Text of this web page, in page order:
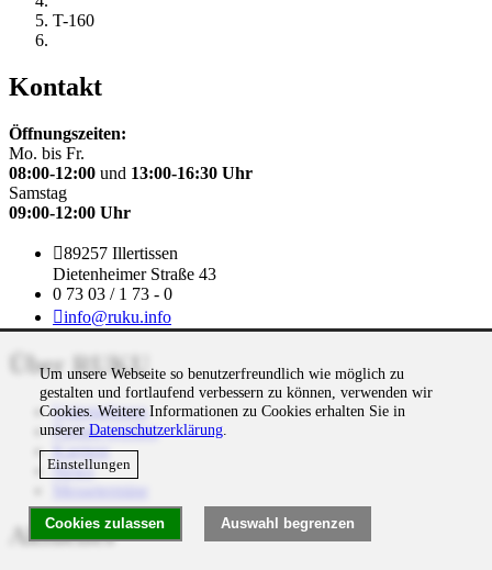
T-160
Kontakt
Öffnungszeiten:
Mo. bis Fr.
08:00-12:00 und 13:00-16:30 Uhr
Samstag
09:00-12:00 Uhr
89257 Illertissen
Dietenheimer Straße 43
0 73 03 / 1 73 - 0
info@ruku.info
Über RUKU
Unternehmen
Partner werden
Karriere
News
Aktuelles
Um unsere Webseite so benutzerfreundlich wie möglich zu
gestalten und fortlaufend verbessern zu können, verwenden wir
Cookies. Weitere Informationen zu Cookies erhalten Sie in
unserer Datenschutzerklärung.
Einstellungen
Cookies zulassen Auswahl begrenzen